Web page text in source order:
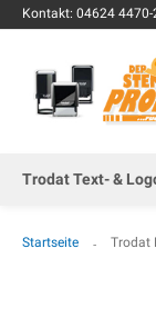
Kontakt: 04624 4470-
Trodat Text- &
Startseite Trodat